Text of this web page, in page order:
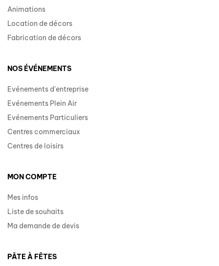
Animations
Location de décors
Fabrication de décors
NOS ÉVÉNEMENTS
Evénements d'entreprise
Evénements Plein Air
Evénements Particuliers
Centres commerciaux
Centres de loisirs
MON COMPTE
Mes infos
Liste de souhaits
Ma demande de devis
PÂTE À FÊTES